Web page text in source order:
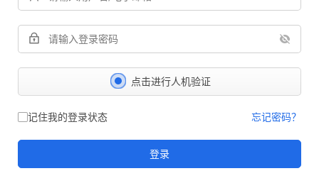
点击进行人机验证
记住我的登录状态 忘记密码？
登录